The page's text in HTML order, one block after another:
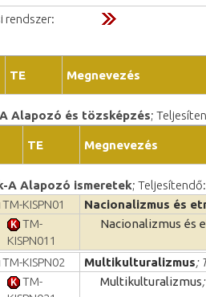
rendszer:
TE Megnevezés
Alapozó és tözsképzés;
TE Megnevezés
A Alapozó ismeretek;
TM-KISPN01
Nacionalizmus és
TM-
KISPN011
Nacionalizmus és
TM-KISPN02 Multikulturalizmus;
TM-
Multikulturalizmus